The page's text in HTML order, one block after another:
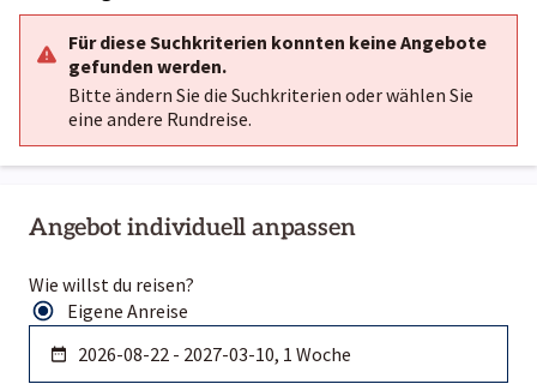
Angebot individuell anpassen
Wie willst du reisen?
Eigene Anreise
Für diese Suchkriterien konnten keine Angebote
gefunden werden.
Bitte ändern Sie die Suchkriterien oder wählen Sie
eine andere Rundreise.